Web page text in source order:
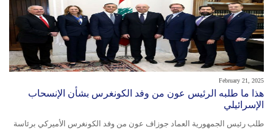
February 21, 2025
هذا ما طلبه الرئيس عون من وفد الكونغرس بشأن الإنسحاب
الإسرائيلي
طلب رئيس الجمهورية العماد جوزاف عون من وفد الكونغرس الأميركي برئاسة